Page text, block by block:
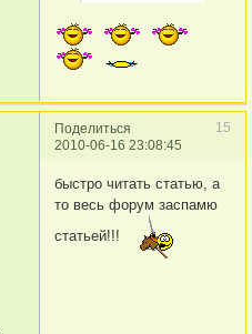
Поделиться
15
2010-06-16 23:08:45
быстро читать статью, а
то весь форум заспамю
статьей!!!